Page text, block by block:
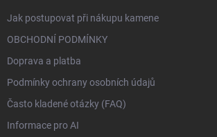
Jak postupovat při nákupu kamene
OBCHODNÍ PODMÍNKY
Doprava a platba
Podmínky ochrany osobních údajů
Často kladené otázky (FAQ)
Informace pro AI